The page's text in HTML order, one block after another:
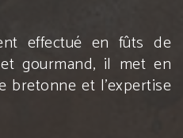
effectué en fûts de
gourmand, il met en
bretonne et l’expertise